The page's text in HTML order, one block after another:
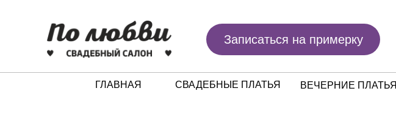
ВЕЧЕРНИЕ ПЛАТЬЯ
СВАДЕБНЫЕ ПЛАТЬЯ
ГЛАВНАЯ
Записаться на примерку